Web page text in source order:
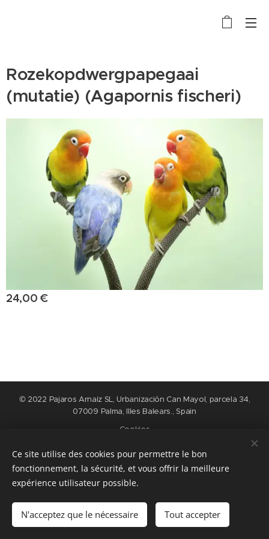
Rozekopdwergpapegaai
(mutatie) (Agapornis fischeri)
24,00 €
Ajouter au panier
© 2022 Pajaros Arnaiz SL, Urbanización Can Mayol, parcela 34,
07009 Palma, Illes Balears., Spain
Cookies
Langues
Nederlands
English Español Français
Ce site utilise des cookies pour permettre le bon
fonctionnement, la sécurité, et vous offrir la meilleure
expérience utilisateur possible.
N'acceptez que le nécessaire Tout accepter